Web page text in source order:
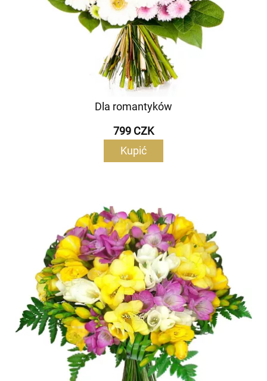
Dla romantyków
799 CZK
Kupić